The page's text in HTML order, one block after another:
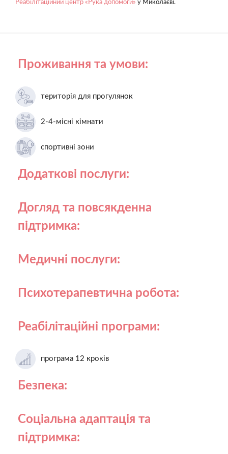
Реабілітаційний центр «Рука допомоги» у Миколаєві.
Проживання та умови:
територія для прогулянок
2-4-місні кімнати
спортивні зони
Додаткові послуги:
Догляд та повсякденна
підтримка:
Медичні послуги:
Психотерапевтична робота:
Реабілітаційні програми:
програма 12 кроків
Безпека:
Соціальна адаптація та
підтримка: